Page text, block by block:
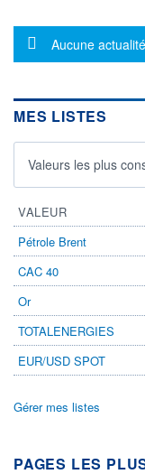
DONNÉES TEMPS
Politique
Cotation sur les
9,9400
9,9400
VOLUME
0
VALORISATION
LIMITE À LA
BAISSE
0,0000
-
DERNIER
ÉCHANGE
07.08.26 /
ÉLIGIBILITÉ
Non éligible
Message
Aucune
MES LISTES
Valeurs les plus
VALEUR
Pétrole Brent
CAC 40
Or
TOTALENERGIES
EUR/USD SPOT
Gérer mes listes
PAGES LES